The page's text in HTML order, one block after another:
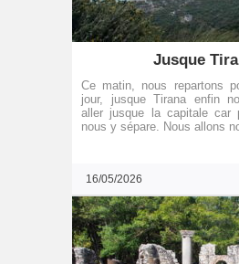
Jusque
Ce matin, nous repartons
jour, jusque Tirana enfin
aller jusque la capitale car
nous y sépare. Nous allons
16/05/2026